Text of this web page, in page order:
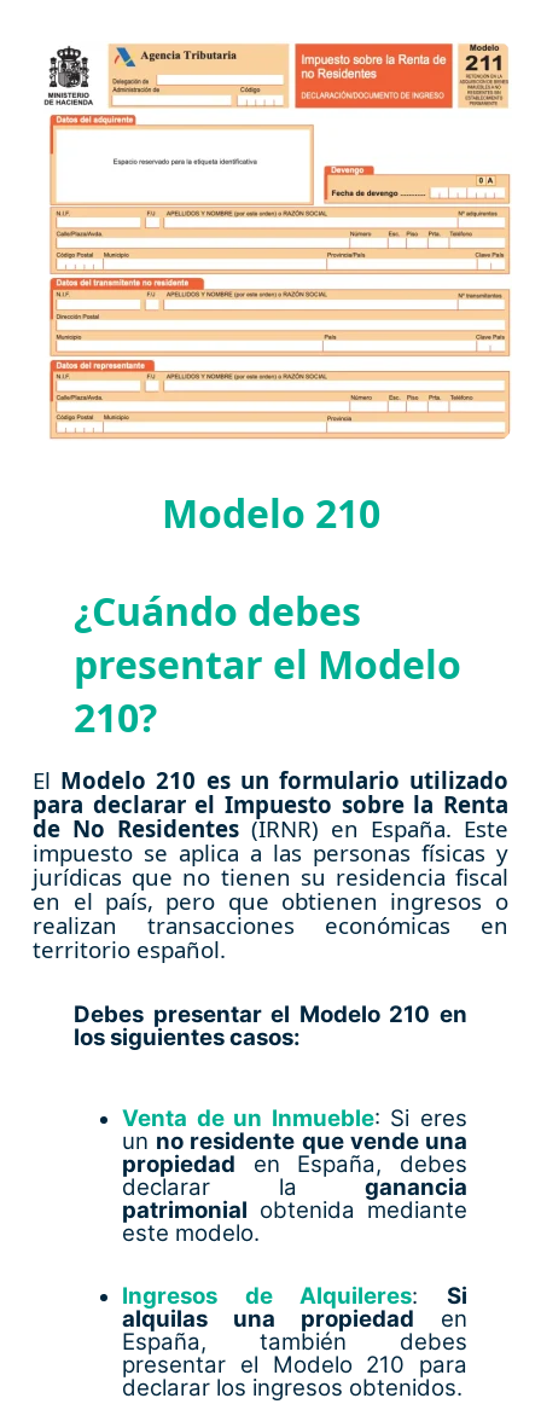
Modelo 210
¿Cuándo debes
presentar el Modelo
210?
El Modelo 210 es un formulario utilizado
para declarar el Impuesto sobre la Renta
de No Residentes (IRNR) en España. Este
impuesto se aplica a las personas físicas y
jurídicas que no tienen su residencia fiscal
en el país, pero que obtienen ingresos o
realizan transacciones económicas en
territorio español.
Debes presentar el Modelo 210 en
los siguientes casos:
Venta de un Inmueble: Si eres
un no residente que vende una
propiedad en España, debes
declarar la ganancia
patrimonial obtenida mediante
este modelo.
Ingresos de Alquileres: Si
alquilas una propiedad en
España, también debes
presentar el Modelo 210 para
declarar los ingresos obtenidos.